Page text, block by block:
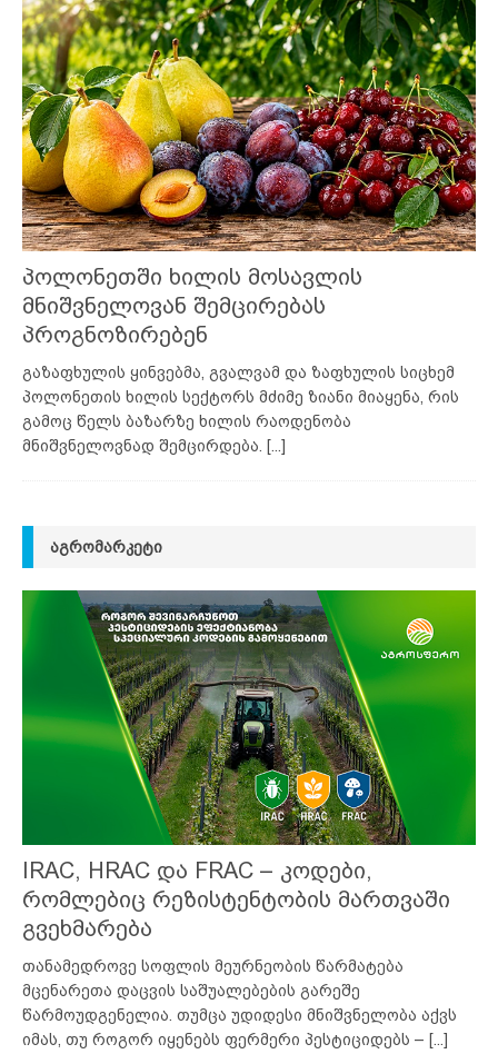
პოლონეთში ხილის მოსავლის
მნიშვნელოვან შემცირებას
პროგნოზირებენ
გაზაფხულის ყინვებმა, გვალვამ და ზაფხულის სიცხემ
პოლონეთის ხილის სექტორს მძიმე ზიანი მიაყენა, რის
გამოც წელს ბაზარზე ხილის რაოდენობა
მნიშვნელოვნად შემცირდება.
[...]
ᲐᲒᲠᲝᲛᲐᲠᲙᲔᲢᲘ
IRAC, HRAC და FRAC – კოდები,
რომლებიც რეზისტენტობის მართვაში
გვეხმარება
თანამედროვე სოფლის მეურნეობის წარმატება
მცენარეთა დაცვის საშუალებების გარეშე
წარმოუდგენელია. თუმცა უდიდესი მნიშვნელობა აქვს
იმას, თუ როგორ იყენებს ფერმერი პესტიციდებს – [...]